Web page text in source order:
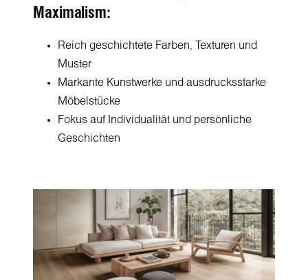
Maximalism:
Reich geschichtete Farben, Texturen und
Muster
Markante Kunstwerke und ausdrucksstarke
Möbelstücke
Fokus auf Individualität und persönliche
Geschichten